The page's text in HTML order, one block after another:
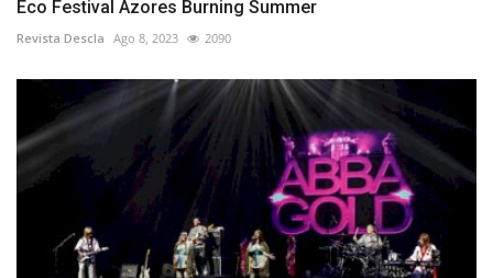
Eco Festival Azores Burning Summer
Revista Descla Ago 8, 2023 2090